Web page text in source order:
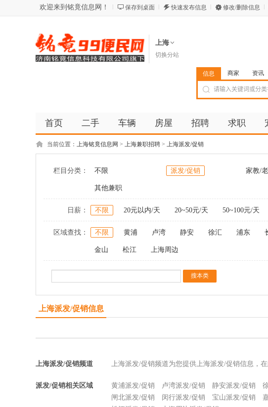
欢迎来到铭竟信息网！ 保存到桌面 快速发布信息 修改/删除信息
上海
切换分站
信息 商家 资讯
首页 二手 车辆 房屋 招聘 求职
当前位置： 上海铭竟信息网 > 上海兼职招聘 > 上海派发/促销
栏目分类： 不限 派发/促销 家教/
其他兼职
日薪： 不限 20元以内/天 20~50元/天 50~100元/天
区域查找： 不限 黄浦 卢湾 静安 徐汇 浦东
金山 松江 上海周边
上海派发/促销信息
上海派发/促销频道 上海派发/促销频道为您提供上海派发/促销信息，
派发/促销相关区域 黄浦派发/促销 卢湾派发/促销 静安派发/促销
闸北派发/促销
闵行派发/促销 宝山派发/促销